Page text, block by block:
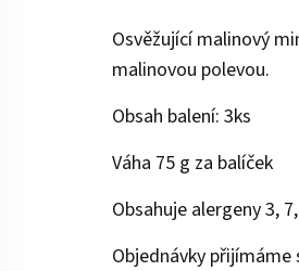
Osvěžující malinový
malinovou polevou.
Obsah balení: 3ks
Váha 75 g za balíček
Obsahuje alergeny 3,
Objednávky